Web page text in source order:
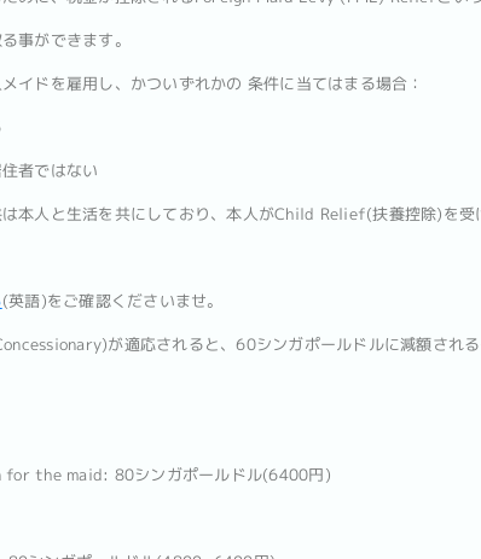
事ができます。
イドを雇用し、かついずれかの 条件に当てはまる場合：
者ではない
本人と生活を共にしており、本人がChild Relief(扶養控除)を受
(英語)をご確認くださいませ。
が適応されると、60シンガポールドルに減額され
the maid: 80シンガポールドル(6400円)